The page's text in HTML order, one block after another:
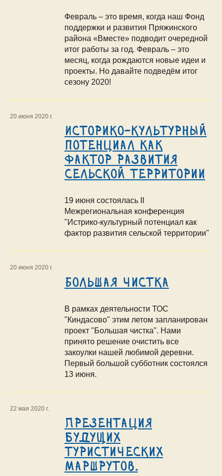
Февраль – это время, когда наш Фонд
поддержки и развития Пряжинского
района «Вместе» подводит очередной
итог работы за год. Февраль – это
месяц, когда рождаются новые идеи и
проекты. Но давайте подведём итог
сезону 2020!
20 июня 2020 г.
Историко-культурный
потенциал как
фактор развития
сельской территории
19 июня состоялась II
Межрегиональная конференция
"Истрико-культурный потенциал как
фактор развития сельской территории"
20 июня 2020 г.
Большая чистка
В рамках деятельности ТОС
"Киндасово" этим летом запланирован
проект "Большая чистка". Нами
принято решение очистить все
закоулки нашей любимой деревни.
Первый большой субботник состоялся
13 июня.
22 мая 2020 г.
Презентация
будущих
туристических
маршрутов.